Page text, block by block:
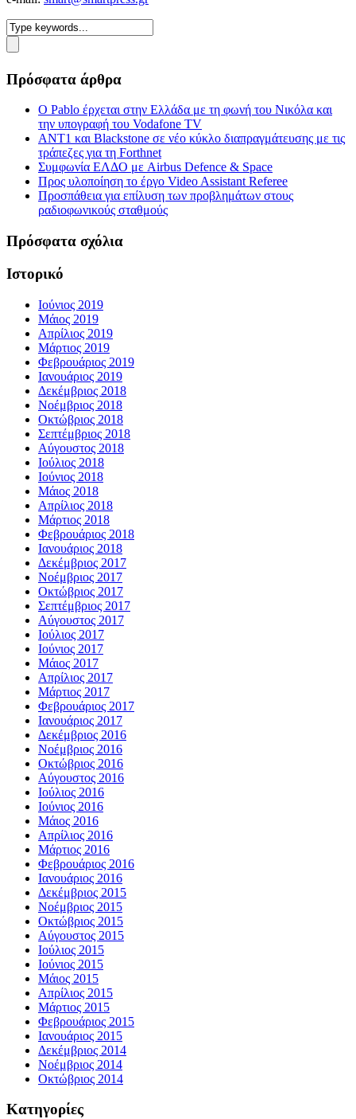
Πρόσφατα άρθρα
Ο Pablo έρχεται στην Ελλάδα με τη φωνή του Νικόλα και
την υπογραφή του Vodafone TV
ΑΝΤ1 και Blackstone σε νέο κύκλο διαπραγμάτευσης με τις
τράπεζες για τη Forthnet
Συμφωνία ΕΛΔΟ με Airbus Defence & Space
Προς υλοποίηση το έργο Video Assistant Referee
Προσπάθεια για επίλυση των προβλημάτων στους
ραδιοφωνικούς σταθμούς
Πρόσφατα σχόλια
Ιστορικό
Ιούνιος 2019
Μάιος 2019
Απρίλιος 2019
Μάρτιος 2019
Φεβρουάριος 2019
Ιανουάριος 2019
Δεκέμβριος 2018
Νοέμβριος 2018
Οκτώβριος 2018
Σεπτέμβριος 2018
Αύγουστος 2018
Ιούλιος 2018
Ιούνιος 2018
Μάιος 2018
Απρίλιος 2018
Μάρτιος 2018
Φεβρουάριος 2018
Ιανουάριος 2018
Δεκέμβριος 2017
Νοέμβριος 2017
Οκτώβριος 2017
Σεπτέμβριος 2017
Αύγουστος 2017
Ιούλιος 2017
Ιούνιος 2017
Μάιος 2017
Απρίλιος 2017
Μάρτιος 2017
Φεβρουάριος 2017
Ιανουάριος 2017
Δεκέμβριος 2016
Νοέμβριος 2016
Οκτώβριος 2016
Αύγουστος 2016
Ιούλιος 2016
Ιούνιος 2016
Μάιος 2016
Απρίλιος 2016
Μάρτιος 2016
Φεβρουάριος 2016
Ιανουάριος 2016
Δεκέμβριος 2015
Νοέμβριος 2015
Οκτώβριος 2015
Αύγουστος 2015
Ιούλιος 2015
Ιούνιος 2015
Μάιος 2015
Απρίλιος 2015
Μάρτιος 2015
Φεβρουάριος 2015
Ιανουάριος 2015
Δεκέμβριος 2014
Νοέμβριος 2014
Οκτώβριος 2014
Kατηγορίες